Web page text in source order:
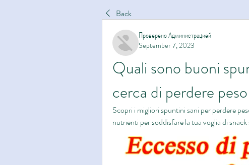
Back
Проверено Администрацией
September 7, 2023
Quali sono buoni
cerca di perdere peso
Scopri i migliori spuntini sani per perdere
nutrienti per soddisfare la tua voglia di